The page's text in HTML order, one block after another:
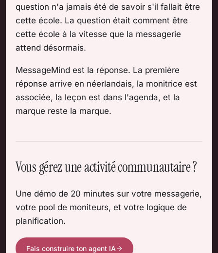
question n'a jamais été de savoir s'il fallait être
cette école. La question était comment être
cette école à la vitesse que la messagerie
attend désormais.
MessageMind est la réponse. La première
réponse arrive en néerlandais, la monitrice est
associée, la leçon est dans l'agenda, et la
marque reste la marque.
Vous gérez une activité communautaire ?
Une démo de 20 minutes sur votre messagerie,
votre pool de moniteurs, et votre logique de
planification.
Fais construire ton agent IA